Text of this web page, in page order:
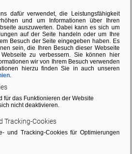
und der Interaktiven Systeme
insbesondere Projekte, die im
mit der eyefactive GmbH
wurde 2008 als Spin-Off der FH
resultierten größtenteils aus
des Mediengebäudes.
dafür verwendet, die Leistungsfähigkeit
und um Informationen über Ihren
auszuwerten. Dabei kann es sich um
auf der Seite handeln oder um Ihre
Besuch der Seite eingegeben haben. Es
sein, die Ihren Besuch dieser Webseite
zu verbessern. Sie können hier
wir von Ihrem Besuch verwenden
hierzu finden Sie in auch unseren
.
für das Funktionieren der Website
nicht deaktivieren.
Tracking-Cookies
und Tracking-Cookies für Optimierungen